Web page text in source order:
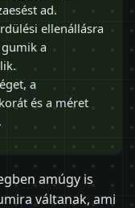
ad.
ellenállásra
a
a
és a méret
amúgy is
váltanak, ami